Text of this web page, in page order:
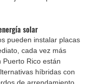
solar
pueden instalar placas
cada vez más
Puerto Rico están
híbridas con